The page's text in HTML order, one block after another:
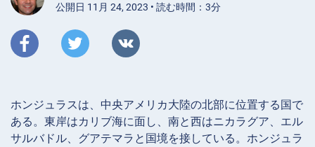
公開日 11月 24, 2023 • 読む時間：3分
ホンジュラスは、中央アメリカ大陸の北部に位置する国で
ある。東岸はカリブ海に面し、南と西はニカラグア、エル
サルバドル、グアテマラと国境を接している。ホンジュラ